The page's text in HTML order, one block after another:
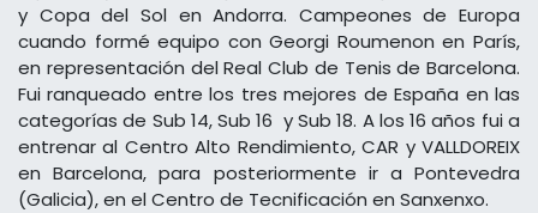
y Copa del Sol en Andorra. Campeones de Europa
cuando formé equipo con Georgi Roumenon en París,
en representación del Real Club de Tenis de Barcelona.
Fui ranqueado entre los tres mejores de España en las
categorías de Sub 14, Sub 16 y Sub 18. A los 16 años fui a
entrenar al Centro Alto Rendimiento, CAR y VALLDOREIX
en Barcelona, para posteriormente ir a Pontevedra
(Galicia), en el Centro de Tecnificación en Sanxenxo.